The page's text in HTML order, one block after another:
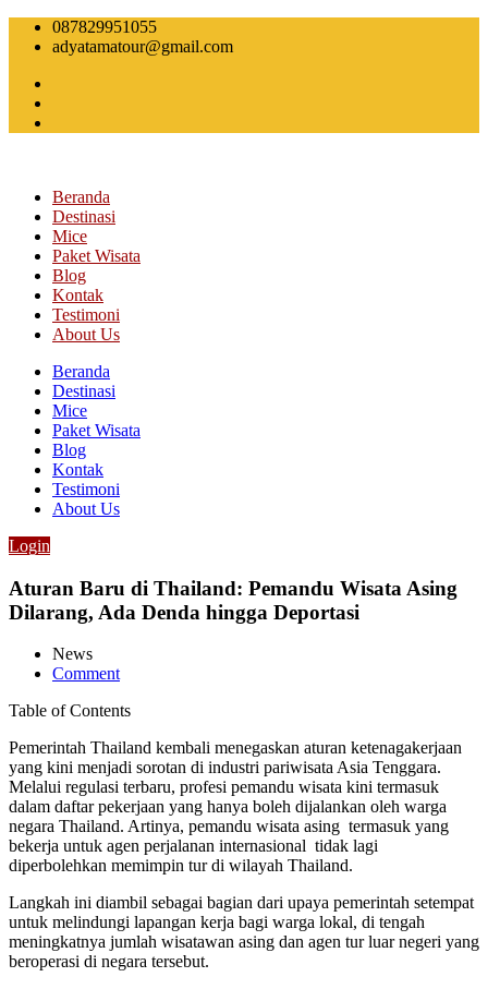
Skip
087829951055
adyatamatour@gmail.com
Beranda
Destinasi
Mice
Paket Wisata
Blog
Kontak
Testimoni
About Us
Beranda
Destinasi
Mice
Paket Wisata
Blog
Kontak
Testimoni
About Us
Login
Aturan Baru di Thailand: Pemandu Wisata Asing
Dilarang, Ada Denda hingga Deportasi
News
Comment
Table of Contents
Pemerintah Thailand kembali menegaskan aturan ketenagakerjaan
yang kini menjadi sorotan di industri pariwisata Asia Tenggara.
Melalui regulasi terbaru, profesi pemandu wisata kini termasuk
dalam daftar pekerjaan yang hanya boleh dijalankan oleh warga
negara Thailand. Artinya, pemandu wisata asing termasuk yang
bekerja untuk agen perjalanan internasional tidak lagi
diperbolehkan memimpin tur di wilayah Thailand.
Langkah ini diambil sebagai bagian dari upaya pemerintah setempat
untuk melindungi lapangan kerja bagi warga lokal, di tengah
meningkatnya jumlah wisatawan asing dan agen tur luar negeri yang
beroperasi di negara tersebut.